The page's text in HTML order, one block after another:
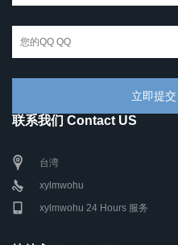
联系我们 Contact US
台湾
xylmwohu
xylmwohu 24 Hours 服务